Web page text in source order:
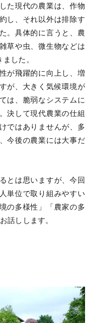
た現代の農業は、作物
し、それ以外は排除す
。具体的に言うと、農
草や虫、微生物などは
した。
が飛躍的に向上し、増
が、大きく気候環境が
は、脆弱なシステムに
決して現代農業の仕組
ではありませんが、多
今後の農業には大事だ
とは思いますが、今回
単位で取り組みやすい
の多様性」「農家の多
話しします。